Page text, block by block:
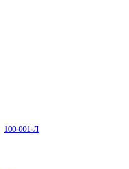
100-001-Л